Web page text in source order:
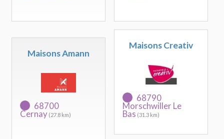
Maisons Amann
68700
Cernay (27.8 km)
Maisons Creativ
68790
Morschwiller Le
Bas (31.3 km)